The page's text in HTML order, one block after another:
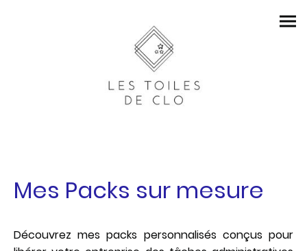
Mes Packs sur mesure
Découvrez mes packs personnalisés conçus pour